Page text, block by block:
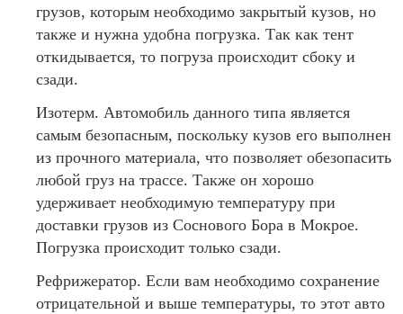
грузов, которым необходимо закрытый кузов, но
также и нужна удобна погрузка. Так как тент
откидывается, то погруза происходит сбоку и
сзади.
Изотерм. Автомобиль данного типа является
самым безопасным, поскольку кузов его выполнен
из прочного материала, что позволяет обезопасить
любой груз на трассе. Также он хорошо
удерживает необходимую температуру при
доставки грузов из Соснового Бора в Мокрое.
Погрузка происходит только сзади.
Рефрижератор. Если вам необходимо сохранение
отрицательной и выше температуры, то этот авто